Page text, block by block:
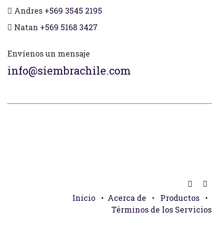
Andres +569 3545 2195
Natan +569 5168 3427
Envíenos un mensaje
info@siembrachile.com
Inicio • Acerca de • Productos
•
Términos de los Servicios